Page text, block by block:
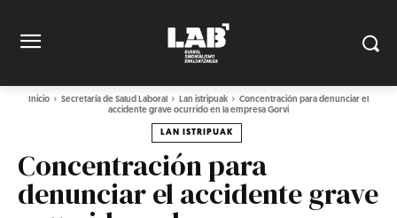
Inicio Secretaría de Salud Laboral Lan istripuak
Concentración para denunciar el
accidente grave ocurrido en la empresa Gorvi
LAN ISTRIPUAK
Concentración para
denunciar el accidente grave